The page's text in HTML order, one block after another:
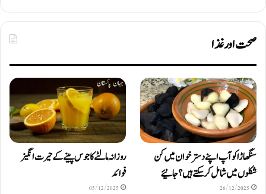
صحت اور غذا
سنگھاڑا کو آپ اپنے دستر خوان میں کن
شکلوں میں شامل کرسکتے ہیں ؟ جانیئے
26/12/2025
روزانہ مالٹے کا جوس پینے کے حیرت انگیز
فوائد
05/12/2025